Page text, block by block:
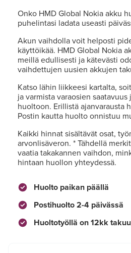
Onko HMD Global Nokia akku
puhelintasi ladata useasti
Akun vaihdolla voit helposti
käyttöikää. HMD Global Nokia
meillä edullisesti ja kätevästi
vaihdettujen uusien akkujen
Katso lähin liikkeesi kartalta,
ja varmista varaosien
huoltoon. Erillistä ajanvarausta
Postin kautta huolto onnistuu
Kaikki hinnat sisältävät osat,
arvonlisäveron. * Tähdellä
vaatia takakannen vaihdon,
hintaan huollon yhteydessä.
Huolto paikan päällä
Postihuolto 2-4 päivässä
Huoltotyöllä on 12kk takuu